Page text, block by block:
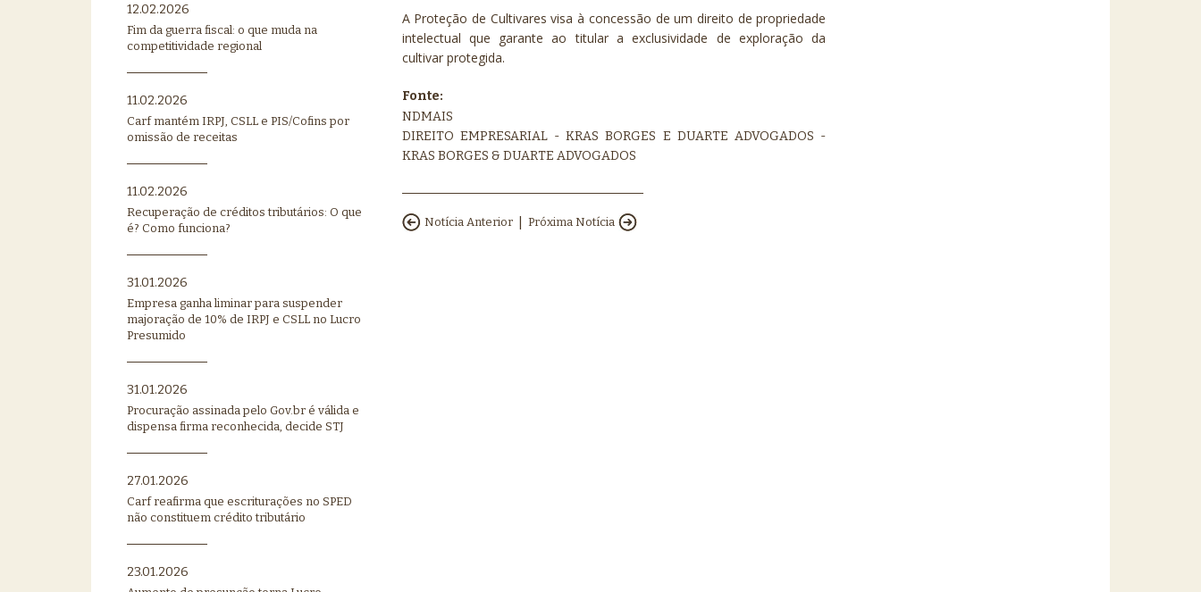
12.02.2026
Fim da guerra fiscal: o que muda na
competitividade regional
11.02.2026
Carf mantém IRPJ, CSLL e PIS/Cofins por
omissão de receitas
11.02.2026
Recuperação de créditos tributários: O que
é? Como funciona?
31.01.2026
Empresa ganha liminar para suspender
majoração de 10% de IRPJ e CSLL no Lucro
Presumido
31.01.2026
Procuração assinada pelo Gov.br é válida e
dispensa firma reconhecida, decide STJ
27.01.2026
Carf reafirma que escriturações no SPED
não constituem crédito tributário
23.01.2026
A Proteção de Cultivares visa à concessão de um direito de propriedade
intelectual que garante ao titular a exclusividade de exploração da
cultivar protegida.
Fonte:
NDMAIS
DIREITO EMPRESARIAL - KRAS BORGES E DUARTE ADVOGADOS -
KRAS BORGES & DUARTE ADVOGADOS
Notícia Anterior| Próxima Notícia